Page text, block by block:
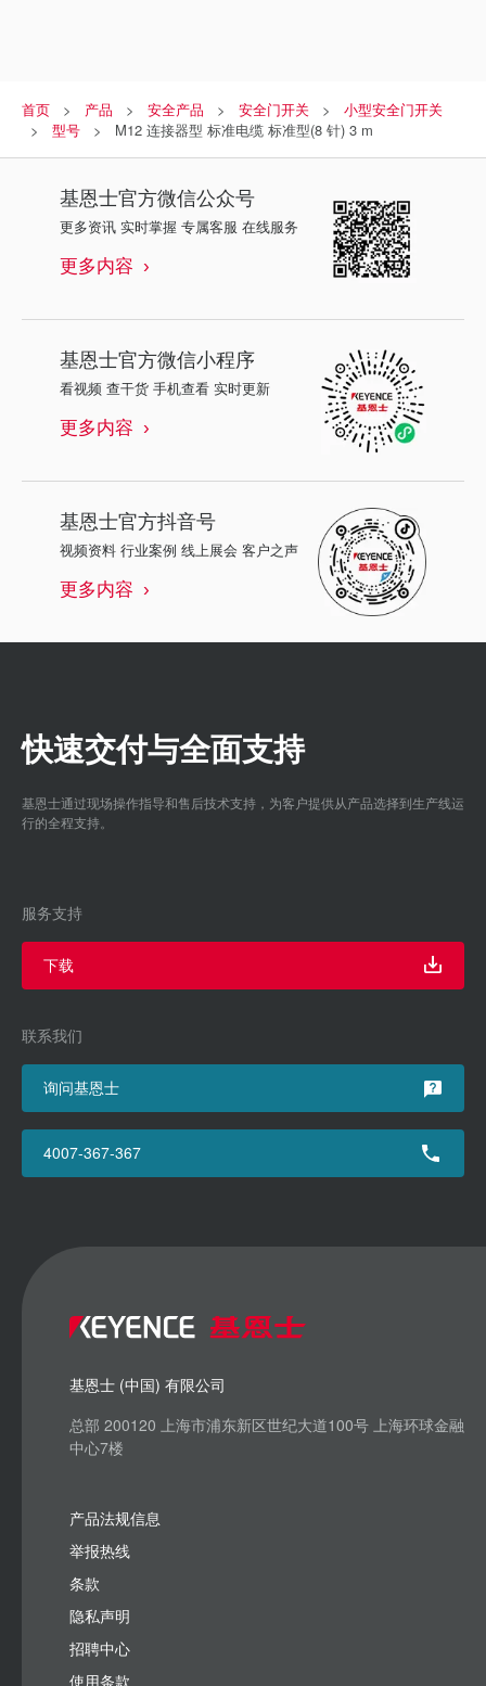
首页 产品 安全产品 安全门开关
小型安全门开关
型号
M12 连接器型 标准电缆 标准型(8 针) 3 m
基恩士官方微信公众号
更多资讯 实时掌握 专属客服 在线服务
更多内容
基恩士官方微信小程序
看视频 查干货 手机查看 实时更新
更多内容
基恩士官方抖音号
视频资料 行业案例 线上展会 客户之声
更多内容
快速交付与全面支持
基恩士通过现场操作指导和售后技术支持，为客户提供从产品选择到生产线运
行的全程支持。
服务支持
下载
联系我们
询问基恩士
4007-367-367
基恩士 (中国) 有限公司
总部 200120 上海市浦东新区世纪大道100号 上海环球金融
中心7楼
产品法规信息
举报热线
条款
隐私声明
招聘中心
使用条款